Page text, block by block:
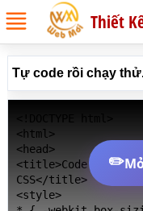
Thiết
Tự code rồi chạy
<html>
<head>
<title>Code Thuộc
CSS</title>
<style>
✏️